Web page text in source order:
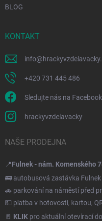
BLOG
KONTAKT
info@
+420 731 445 486
Sledujte nás na
hrackyvzdelavacky
NAŠE PRODEJNA
📍Fulnek - nám. Komenského
🚌 autobusová zastávka
🚗 parkování na náměstí před
💵 platba v hotovosti, kartou,
🚪 KLIK pro aktuální otevírací